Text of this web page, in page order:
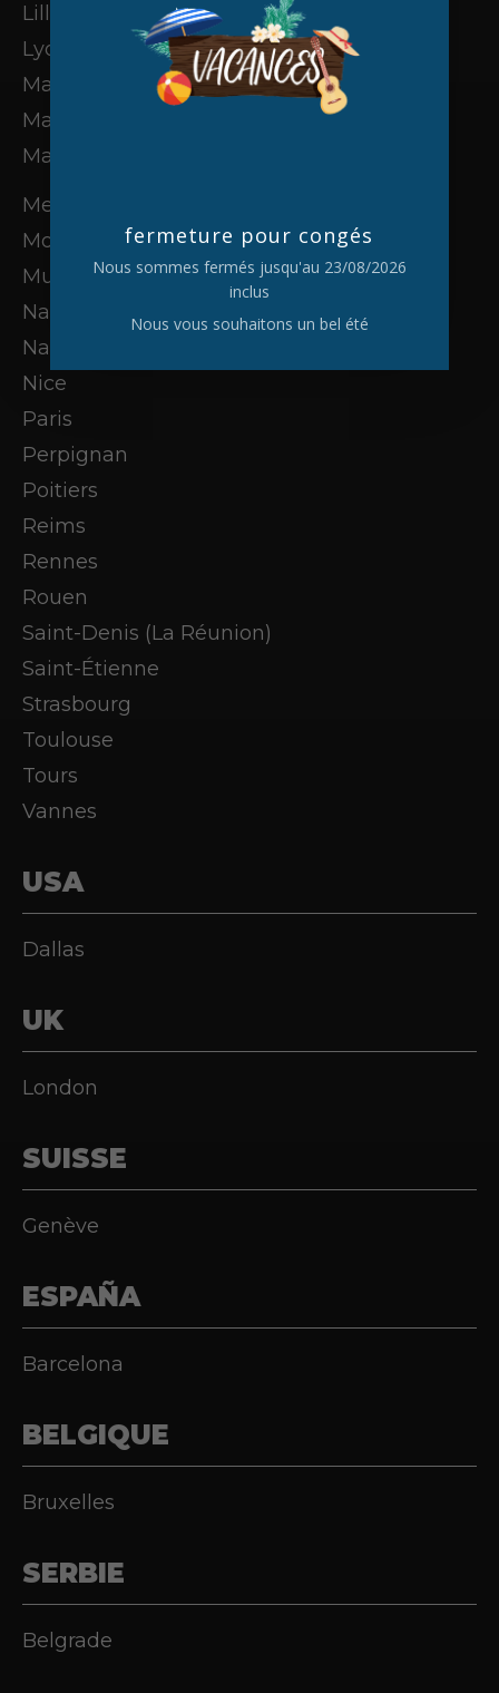
Lille
Lyon
Marne-la-Vallée
Marseille
Massy
Metz
Montpellier
Mulhouse
Nancy
Nantes
Nice
Paris
Perpignan
Poitiers
Reims
Rennes
Rouen
Saint-Denis (La Réunion)
Saint-Étienne
Strasbourg
Toulouse
Tours
Vannes
USA
Dallas
UK
London
SUISSE
Genève
ESPAÑA
Barcelona
BELGIQUE
Bruxelles
SERBIE
Belgrade
fermeture pour congés
Nous sommes fermés jusqu'au 23/08/2026
inclus
Nous vous souhaitons un bel été